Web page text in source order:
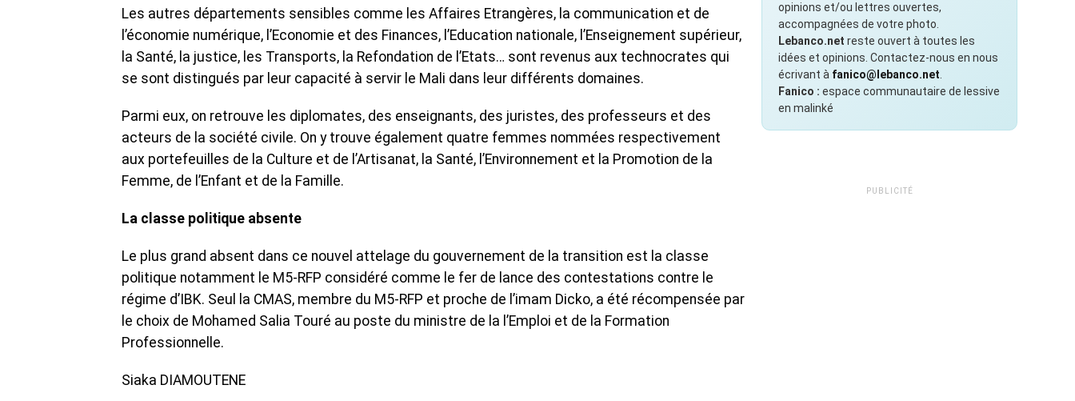
Les autres départements sensibles comme les Affaires Etrangères, la communication et de
l’économie numérique, l’Economie et des Finances, l’Education nationale, l’Enseignement supérieur,
la Santé, la justice, les Transports, la Refondation de l’Etats… sont revenus aux technocrates qui
se sont distingués par leur capacité à servir le Mali dans leur différents domaines.
Parmi eux, on retrouve les diplomates, des enseignants, des juristes, des professeurs et des
acteurs de la société civile. On y trouve également quatre femmes nommées respectivement
aux portefeuilles de la Culture et de l’Artisanat, la Santé, l’Environnement et la Promotion de la
Femme, de l’Enfant et de la Famille.
La classe politique absente
Le plus grand absent dans ce nouvel attelage du gouvernement de la transition est la classe
politique notamment le M5-RFP considéré comme le fer de lance des contestations contre le
régime d’IBK. Seul la CMAS, membre du M5-RFP et proche de l’imam Dicko, a été récompensée par
le choix de Mohamed Salia Touré au poste du ministre de la l’Emploi et de la Formation
Professionnelle.
Siaka DIAMOUTENE
opinions et/ou lettres ouvertes,
accompagnées de votre photo.
Lebanco.net reste ouvert à toutes les
idées et opinions. Contactez-nous en nous
écrivant à fanico@lebanco.net
Fanico : espace communautaire de lessive
en malinké
PUBLICITÉ